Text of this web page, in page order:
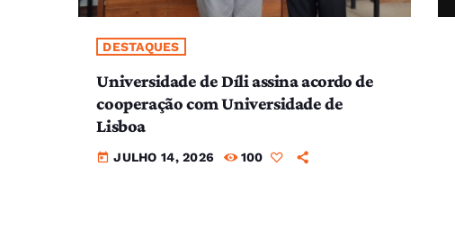
DESTAQUES
Universidade de Díli assina acordo de
cooperação com Universidade de
Lisboa
today JULHO 14, 2026 100